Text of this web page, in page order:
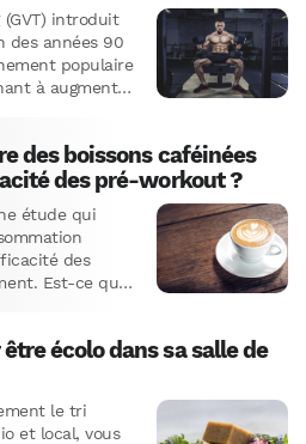
(GVT) introduit
des années 90
populaire
à augmenter
des boissons caféinées
des pré-workout ?
étude qui
des
Est-ce que
écolo dans sa salle de
le tri
et local, vous